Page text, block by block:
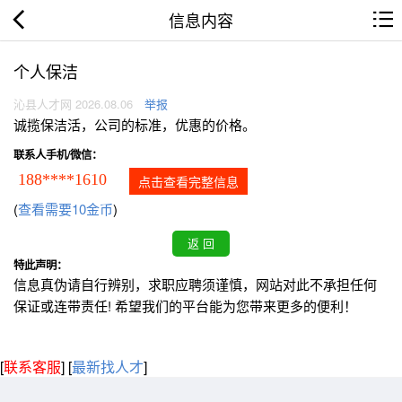
信息内容
个人保洁
沁县人才网 2026.08.06 举报
诚揽保洁活，公司的标准，优惠的价格。
联系人手机/微信：
188****1610 点击查看完整信息
(查看需要10金币)
特此声明：
信息真伪请自行辨别，求职应聘须谨慎，网站对此不承担任何
保证或连带责任! 希望我们的平台能为您带来更多的便利！
[联系客服] [最新找人才]